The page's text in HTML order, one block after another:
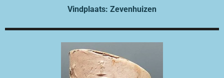
Vindplaats: Zevenhuizen